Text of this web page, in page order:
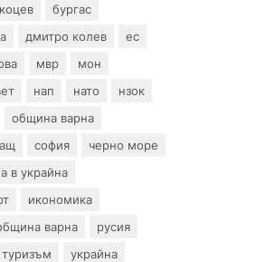
бургас
дмитро колев
ес
мвр
мон
нап нато
нзок
община варна
софия
черно море
в украйна
икономика
варна
русия
туризъм украйна